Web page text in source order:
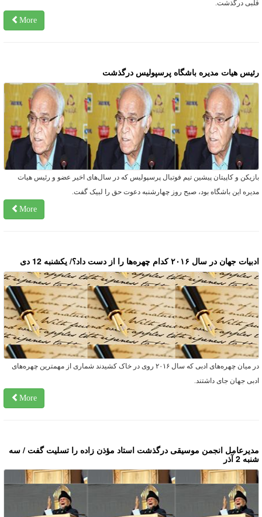
درگذشت.
More
هیات مدیره باشگاه پرسپولیس درگذشت
و کاپیتان پیشین تیم فوتبال پرسپولیس که در سال‌های اخیر عضو و رئیس هیات
این باشگاه بود، صبح روز چهارشنبه دعوت حق را لبیک گفت.
More
جهان در سال ۲۰۱۶ کدام چهره‌ها را از دست داد؟/ یکشنبه 12 دی
در میان چهره‌های ادبی که سال ۲۰۱۶ روی در خاک کشیدند شماری از مهمترین چهره‌های
جهان جای داشتند.
More
انجمن موسیقی درگذشت استاد مؤذن زاده را تسلیت گفت / سه
2 آذر